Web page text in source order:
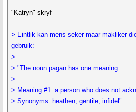
"Katryn" skryf
> Eintlik kan mens seker maar makliker
gebruik:
>
> "The noun pagan has one meaning:
>
> Meaning #1: a person who does not
> Synonyms: heathen, gentile, infidel"